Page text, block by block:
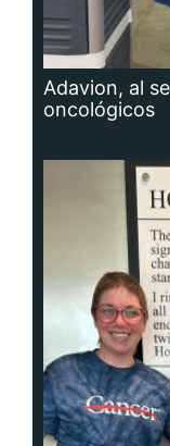
Adavion, al
oncológicos